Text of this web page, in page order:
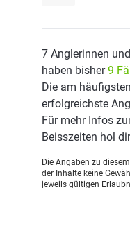
7 Anglerinnen
haben bisher9
Die am
erfolgreichste
Für mehr Infos
Beisszeiten hol
Die Angaben zu
der Inhalte keine
jeweils gültigen